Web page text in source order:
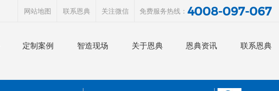
网站地图 联系恩典 关注微信 免费服务热线： 4008-097-067
定制案例 智造现场 关于恩典 恩典资讯 联系恩典